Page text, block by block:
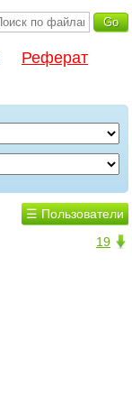
Реферат
☰ Пользователи
19